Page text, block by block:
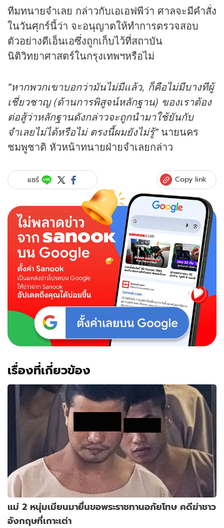
ทีมทนายจำเลย กล่าวกับเอเอฟพีว่า ศาลจะมีคำสั่ง
ในวันศุกร์นี้ว่า จะอนุญาตให้ทำการตรวจสอบ
ตัวอย่างดีเอ็นเอซึ่งถูกเก็บไว้ที่สถาบัน
นิติวิทยาศาสตร์ในกรุงเทพฯหรือไม่
"หากพวกเขาบอกว่ามันไม่มีแล้ว, ก็คือไม่มีบางทีผู้
เชี่ยวชาญ (ด้านการพิสูจน์หลักฐาน) ของเราต้อง
ต่อสู้ว่าหลักฐานดังกล่าวจะถูกนำมาใช้ยันกับ
จำเลยไม่ได้หรือไม่ ตรงนี้ผมยังไม่รู้"นายนคร
ชมพูชาติ หัวหน้าทนายฝ่ายจำเลยกล่าว
แชร์ Copy link
เรื่องที่เกี่ยวข้อง
แม่ 2 หนุ่มเมียนมายื่นขอพระราชทานอภัยโทษ คดีฆ่าชาว
อังกฤษที่เกาะเต่า